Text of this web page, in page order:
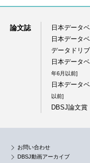
論文誌
日本データ
日本データ
データドリ
日本データ
年6月以前]
日本データ
以前]
DBSJ論文賞
お問い合わせ
DBSJ動画アーカイブ